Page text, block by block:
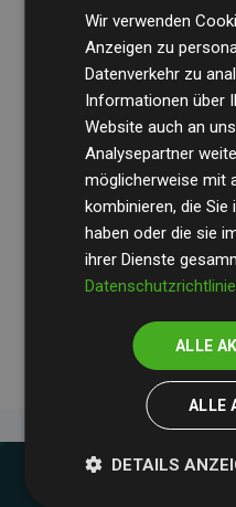
Die
regelmäßig unsere
Transparenz und
Ihre Prüfungen belegen,
Klimaschutzprojekte im
geschätzten CO₂-
Websites kompensieren
messbare Klimawirkung
Wir verwenden
Anzeigen zu
Datenverkehr zu
Informationen über
Website auch an
Analysepartner
möglicherweise mit
kombinieren, die
haben oder die sie
ihrer Dienste
Datenschutzrichtlinie
ALLE
ALLE
DETAILS